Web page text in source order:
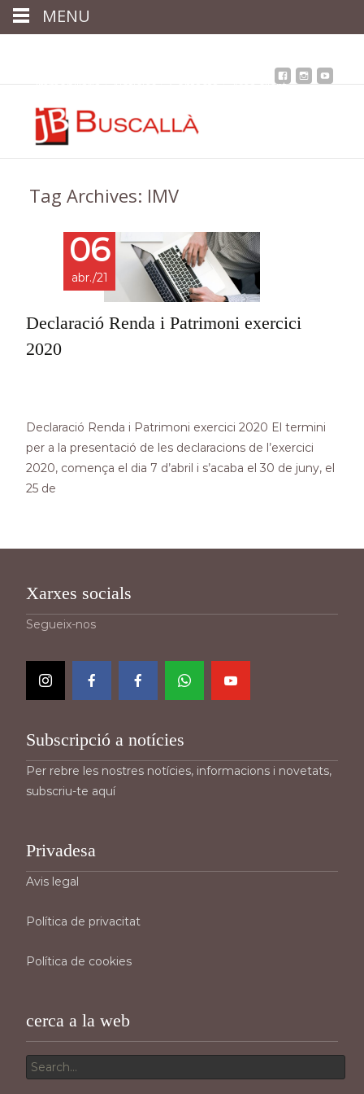
Immobiliària Notícies Contacta Àrea client
Tag Archives: IMV
06
abr./21
Declaració Renda i Patrimoni exercici
2020
Declaració Renda i Patrimoni exercici 2020 El termini
per a la presentació de les declaracions de l’exercici
2020, comença el dia 7 d’abril i s’acaba el 30 de juny, el
25 de
Xarxes socials
Segueix-nos
Subscripció a notícies
Per rebre les nostres notícies, informacions i novetats,
subscriu-te aquí
Privadesa
Avis legal
Política de privacitat
Política de cookies
cerca a la web
for:
MENU